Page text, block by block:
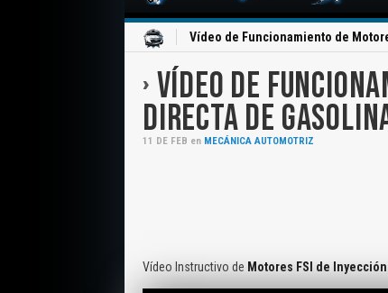
Vídeo de Funcionamiento de
VÍDEO DE
DIRECTA DE
11 DE FEB en MECÁNICA AUTOMOTRIZ
Vídeo Instructivo de Motores FSI de